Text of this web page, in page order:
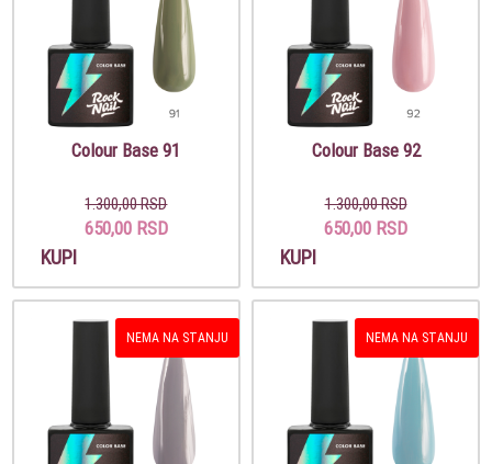
Colour Base 91
1.300,00 RSD
650,00 RSD
KUPI
Colour Base 92
1.300,00 RSD
650,00 RSD
KUPI
NEMA NA STANJU NEMA NA STANJU